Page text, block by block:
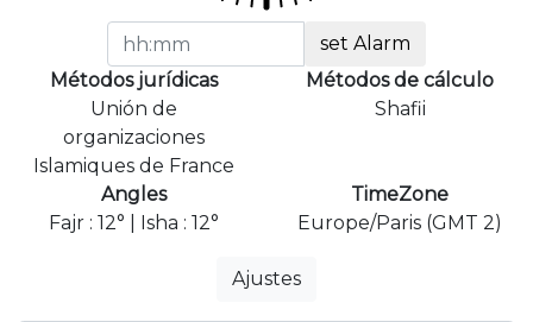
set Alarm
Métodos jurídicas
Unión de
organizaciones
Islamiques de France
Métodos de cálculo
Shafii
Angles
Fajr : 12° | Isha : 12°
TimeZone
Europe/Paris (GMT 2)
Ajustes